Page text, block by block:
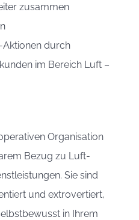
zusammen
Aktionen durch
im Bereich Luft –
Organisation
Bezug zu Luft-
Sie sind
und extrovertiert,
in Ihrem